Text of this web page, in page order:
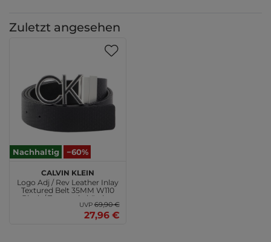
Zuletzt angesehen
Nachhaltig −60%
Calvin Klein
Logo Adj / Rev Leather Inlay
Textured Belt 35MM W110
Black / Textured - kürzbar
UVP69,90 €
27,96 €